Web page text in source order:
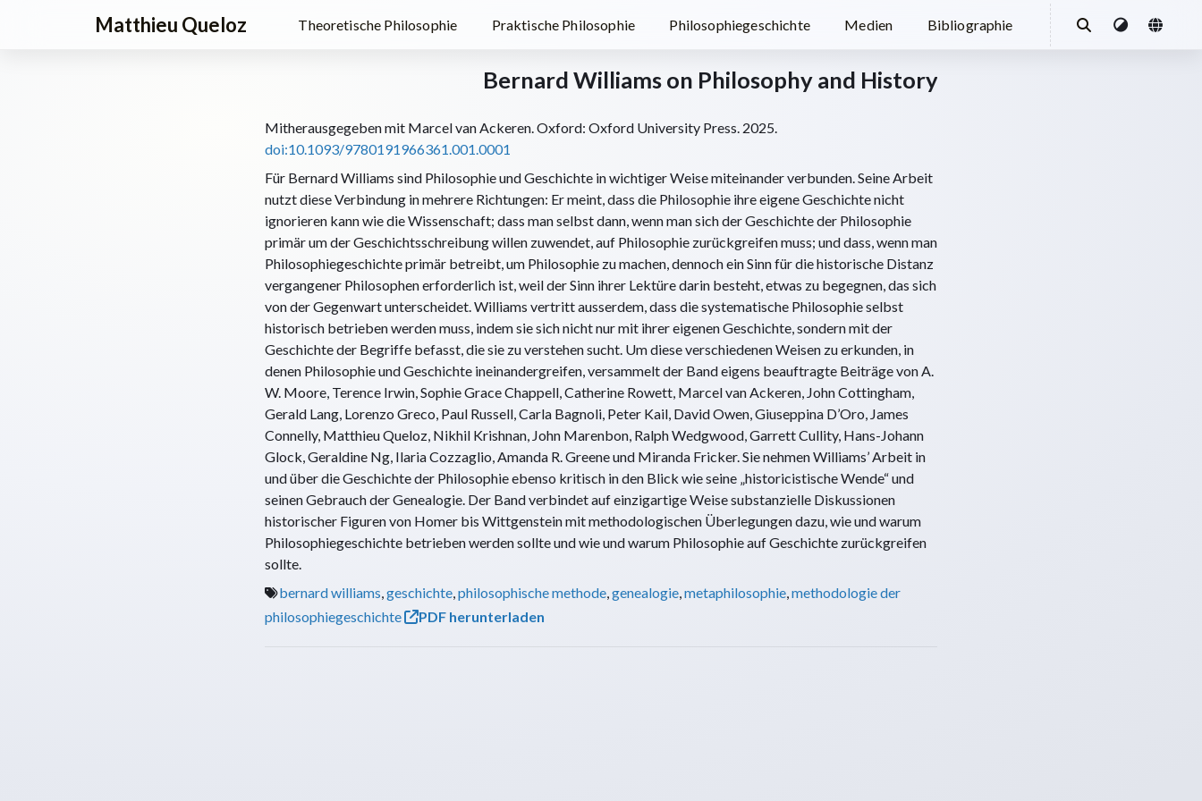
Matthieu Queloz Theoretische Philosophie Praktische Philosophie Philosophiegeschichte Medien Bibliographie
Bernard Williams on Philosophy and History
Mitherausgegeben mit Marcel van Ackeren. Oxford: Oxford University Press. 2025.
doi:10.1093/9780191966361.001.0001
Für Bernard Williams sind Philosophie und Geschichte in wichtiger Weise miteinander verbunden. Seine Arbeit
nutzt diese Verbindung in mehrere Richtungen: Er meint, dass die Philosophie ihre eigene Geschichte nicht
ignorieren kann wie die Wissenschaft; dass man selbst dann, wenn man sich der Geschichte der Philosophie
primär um der Geschichtsschreibung willen zuwendet, auf Philosophie zurückgreifen muss; und dass, wenn man
Philosophiegeschichte primär betreibt, um Philosophie zu machen, dennoch ein Sinn für die historische Distanz
vergangener Philosophen erforderlich ist, weil der Sinn ihrer Lektüre darin besteht, etwas zu begegnen, das sich
von der Gegenwart unterscheidet. Williams vertritt ausserdem, dass die systematische Philosophie selbst
historisch betrieben werden muss, indem sie sich nicht nur mit ihrer eigenen Geschichte, sondern mit der
Geschichte der Begriffe befasst, die sie zu verstehen sucht. Um diese verschiedenen Weisen zu erkunden, in
denen Philosophie und Geschichte ineinandergreifen, versammelt der Band eigens beauftragte Beiträge von A.
W. Moore, Terence Irwin, Sophie Grace Chappell, Catherine Rowett, Marcel van Ackeren, John Cottingham,
Gerald Lang, Lorenzo Greco, Paul Russell, Carla Bagnoli, Peter Kail, David Owen, Giuseppina D’Oro, James
Connelly, Matthieu Queloz, Nikhil Krishnan, John Marenbon, Ralph Wedgwood, Garrett Cullity, Hans-Johann
Glock, Geraldine Ng, Ilaria Cozzaglio, Amanda R. Greene und Miranda Fricker. Sie nehmen Williams’ Arbeit in
und über die Geschichte der Philosophie ebenso kritisch in den Blick wie seine „historicistische Wende“ und
seinen Gebrauch der Genealogie. Der Band verbindet auf einzigartige Weise substanzielle Diskussionen
historischer Figuren von Homer bis Wittgenstein mit methodologischen Überlegungen dazu, wie und warum
Philosophiegeschichte betrieben werden sollte und wie und warum Philosophie auf Geschichte zurückgreifen
sollte.
bernard williams,geschichte,philosophische methode,genealogie,metaphilosophie,methodologie der
philosophiegeschichte
PDF herunterladen